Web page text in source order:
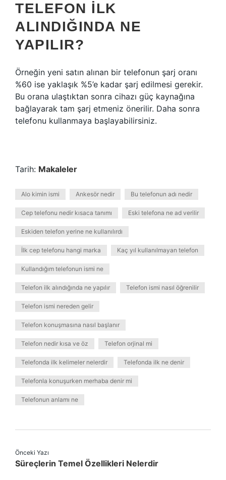
TELEFON ILK
ALINDIĞINDA NE
YAPILIR?
Örneğin yeni satın alınan bir telefonun şarj oranı
%60 ise yaklaşık %5’e kadar şarj edilmesi gerekir.
Bu orana ulaştıktan sonra cihazı güç kaynağına
bağlayarak tam şarj etmeniz önerilir. Daha sonra
telefonu kullanmaya başlayabilirsiniz.
Tarih: Makaleler
Alo kimin ismi Ankesör nedir Bu telefonun adı nedir
Cep telefonu nedir kısaca tanımı Eski telefona ne ad verilir
Eskiden telefon yerine ne kullanılırdı
İlk cep telefonu hangi marka Kaç yıl kullanılmayan telefon
Kullandığım telefonun ismi ne
Telefon ilk alındığında ne yapılır Telefon ismi nasıl öğrenilir
Telefon ismi nereden gelir
Telefon konuşmasına nasıl başlanır
Telefon nedir kısa ve öz Telefon orjinal mi
Telefonda ilk kelimeler nelerdir Telefonda ilk ne denir
Telefonla konuşurken merhaba denir mi
Telefonun anlamı ne
Önceki Yazı
Süreçlerin Temel Özellikleri Nelerdir